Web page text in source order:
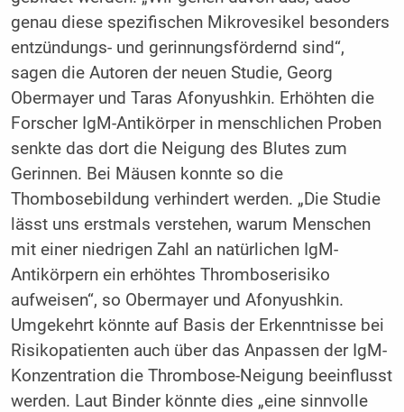
genau diese spezifischen Mikrovesikel besonders
entzündungs- und gerinnungsfördernd sind“,
sagen die Autoren der neuen Studie, Georg
Obermayer und Taras Afonyushkin. Erhöhten die
Forscher IgM-Antikörper in menschlichen Proben
senkte das dort die Neigung des Blutes zum
Gerinnen. Bei Mäusen konnte so die
Thombosebildung verhindert werden. „Die Studie
lässt uns erstmals verstehen, warum Menschen
mit einer niedrigen Zahl an natürlichen IgM-
Antikörpern ein erhöhtes Thromboserisiko
aufweisen“, so Obermayer und Afonyushkin.
Umgekehrt könnte auf Basis der Erkenntnisse bei
Risikopatienten auch über das Anpassen der IgM-
Konzentration die Thrombose-Neigung beeinflusst
werden. Laut Binder könnte dies „eine sinnvolle